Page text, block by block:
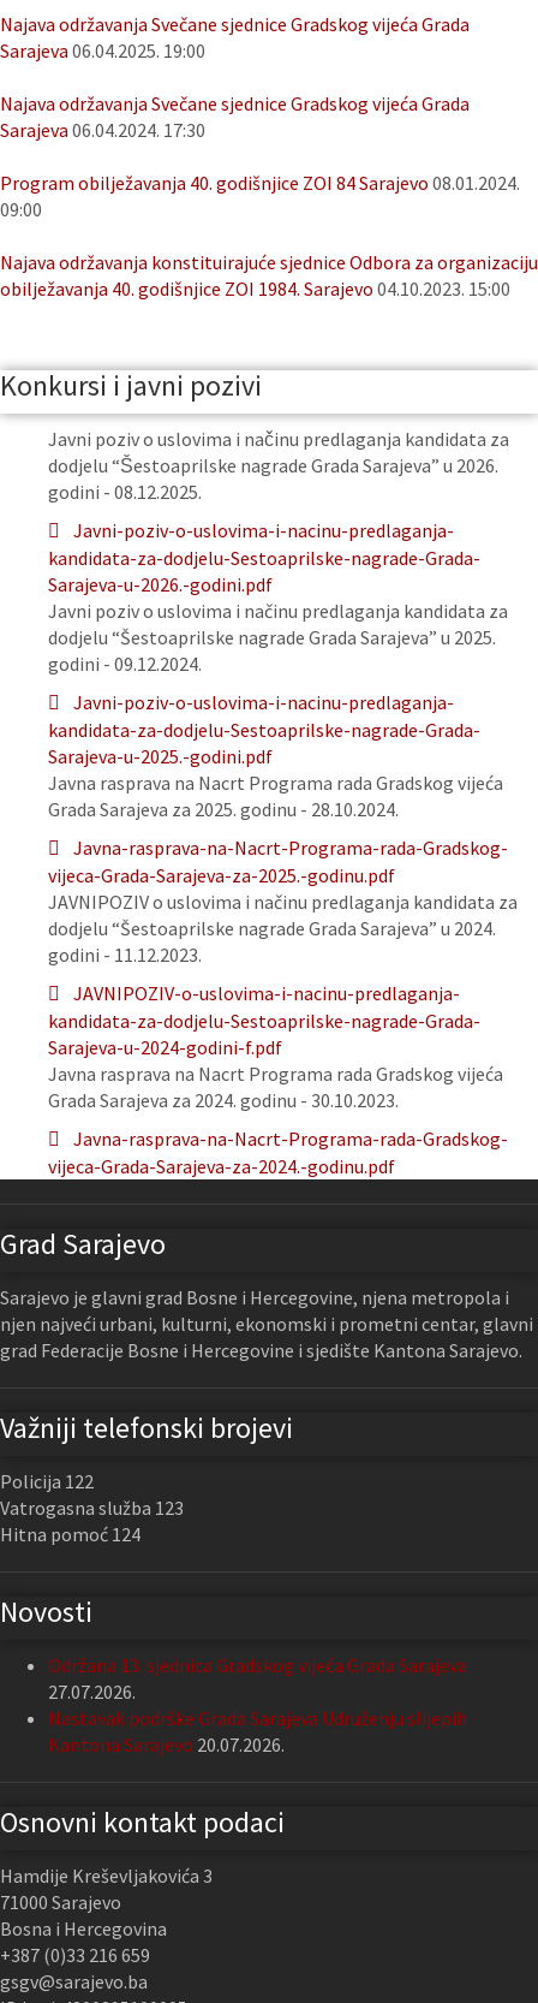
Najava održavanja Svečane sjednice Gradskog vijeća Grada
Sarajeva 06.04.2025. 19:00
Najava održavanja Svečane sjednice Gradskog vijeća Grada
Sarajeva 06.04.2024. 17:30
Program obilježavanja 40. godišnjice ZOI 84 Sarajevo 08.01.2024.
09:00
Najava održavanja konstituirajuće sjednice Odbora za organizaciju
obilježavanja 40. godišnjice ZOI 1984. Sarajevo 04.10.2023. 15:00
Konkursi i javni pozivi
Javni poziv o uslovima i načinu predlaganja kandidata za
dodjelu “Šestoaprilske nagrade Grada Sarajeva” u 2026.
godini - 08.12.2025.
Javni-poziv-o-uslovima-i-nacinu-predlaganja-
kandidata-za-dodjelu-Sestoaprilske-nagrade-Grada-
Sarajeva-u-2026.-godini.pdf
Javni poziv o uslovima i načinu predlaganja kandidata za
dodjelu “Šestoaprilske nagrade Grada Sarajeva” u 2025.
godini - 09.12.2024.
Javni-poziv-o-uslovima-i-nacinu-predlaganja-
kandidata-za-dodjelu-Sestoaprilske-nagrade-Grada-
Sarajeva-u-2025.-godini.pdf
Javna rasprava na Nacrt Programa rada Gradskog vijeća
Grada Sarajeva za 2025. godinu - 28.10.2024.
Javna-rasprava-na-Nacrt-Programa-rada-Gradskog-
vijeca-Grada-Sarajeva-za-2025.-godinu.pdf
JAVNIPOZIV o uslovima i načinu predlaganja kandidata za
dodjelu “Šestoaprilske nagrade Grada Sarajeva” u 2024.
godini - 11.12.2023.
JAVNIPOZIV-o-uslovima-i-nacinu-predlaganja-
kandidata-za-dodjelu-Sestoaprilske-nagrade-Grada-
Sarajeva-u-2024-godini-f.pdf
Javna rasprava na Nacrt Programa rada Gradskog vijeća
Grada Sarajeva za 2024. godinu - 30.10.2023.
Javna-rasprava-na-Nacrt-Programa-rada-Gradskog-
vijeca-Grada-Sarajeva-za-2024.-godinu.pdf
Grad Sarajevo
Sarajevo je glavni grad Bosne i Hercegovine, njena metropola i
njen najveći urbani, kulturni, ekonomski i prometni centar, glavni
grad Federacije Bosne i Hercegovine i sjedište Kantona Sarajevo.
Važniji telefonski brojevi
Policija 122
Vatrogasna služba 123
Hitna pomoć 124
Novosti
Održana 13. sjednica Gradskog vijeća Grada Sarajeva
27.07.2026.
Nastavak podrške Grada Sarajeva Udruženju slijepih
Kantona Sarajevo 20.07.2026.
Osnovni kontakt podaci
Hamdije Kreševljakovića 3
71000 Sarajevo
Bosna i Hercegovina
+387 (0)33 216 659
gsgv@sarajevo.ba